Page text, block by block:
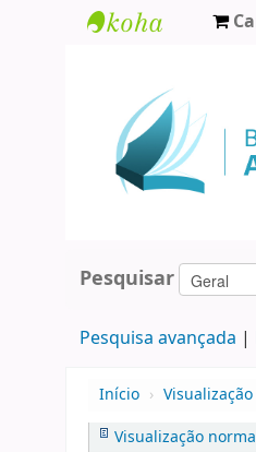
Agamenon
Magalhães
Pesquisar
Pesquisa avançada
Início ›
Visualização